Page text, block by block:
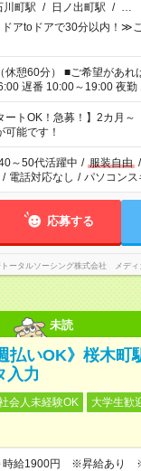
川町駅 / 日ノ出町駅 / …
アtoドアで30分以内！≫
あれば下記シフトもOK！
遅番 10:00～19:00 夜勤
たい」 「余裕を持って夕
業はしたくない」 など、ご
お仕事の勤務時間。 合計
せん。
ートOK！急募！】2カ月
能です！
～50代活躍中 / 服装自由 /
/ 電話対応なし / パソコンス
応募する
トータルソーシング株式会社 メディ
未読
払いOK》桜木町
入力
会人未経験OK 大学生歓
時給1900円 ※昇給あり